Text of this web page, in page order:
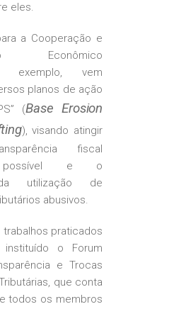
eles.
a Cooperação e
Econômico
exemplo, vem
planos de ação
(Base Erosion
), visando atingir
fiscal
possível e o
utilização de
abusivos.
praticados
instituído o Forum
e Trocas
que conta
todos os membros